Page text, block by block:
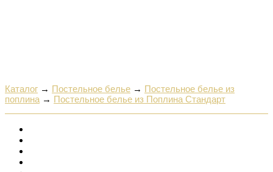
Каталог → Постельное белье → Постельное белье из
поплина → Постельное белье из Поплина Стандарт